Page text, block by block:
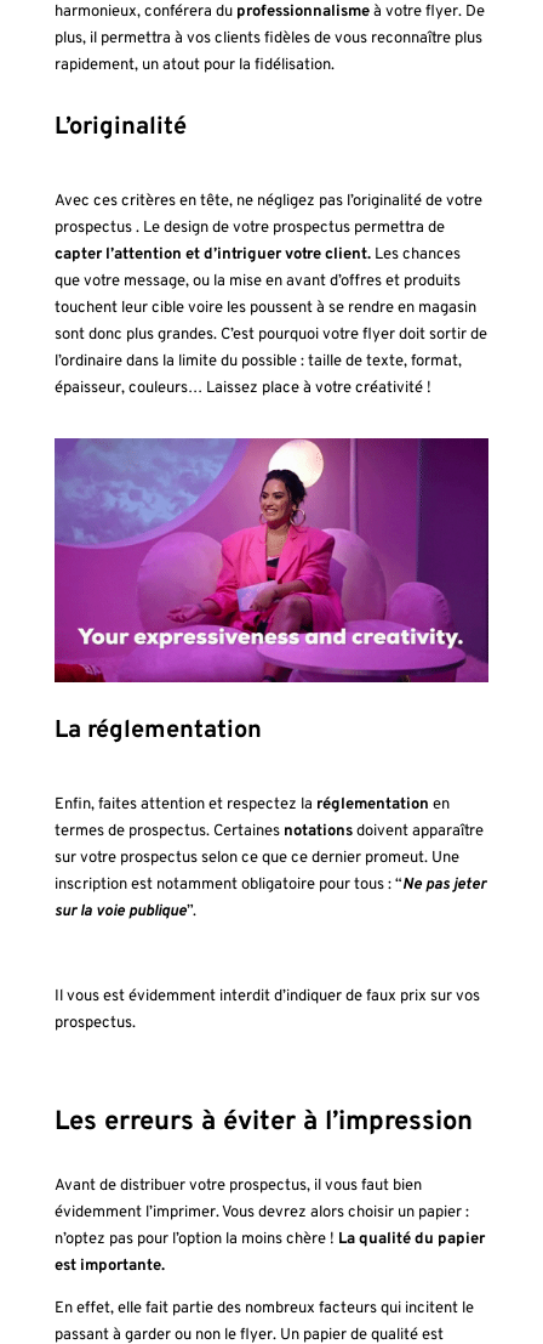
harmonieux, conférera du professionnalismeà votre flyer. De
plus, il permettra à vos clients fidèles de vous reconnaître plus
rapidement, un atout pour la fidélisation.
L’originalité
Avec ces critères en tête, ne négligez pas l’originalité de votre
prospectus. Le design de votre prospectus permettra de
capter l’attention et d’intriguer votre client.Les chances
que votre message, ou la mise en avant d’offres et produits
touchent leur cible voire les poussent à se rendre en magasin
sont donc plus grandes. C’est pourquoi votre flyer doit sortir de
l’ordinaire dans la limite du possible : taille de texte, format,
épaisseur, couleurs… Laissez place à votre créativité !
La réglementation
Enfin, faites attention et respectez la réglementation en
termes de prospectus. Certaines notationsdoivent apparaître
sur votre prospectus selon ce que ce dernier promeut. Une
inscription est notamment obligatoire pour tous : “Ne pas jeter
sur la voie publique”.
Il vous est évidemment interdit d’indiquer de faux prix sur vos
prospectus.
Les erreurs à éviter à l’impression
Avant de distribuer votre prospectus, il vous faut bien
évidemment l’imprimer. Vous devrez alors choisir un papier :
n’optez pas pour l’option la moins chère ! La qualité du papier
est importante.
En effet, elle fait partie des nombreux facteurs qui incitent le
passant à garder ou non le flyer. Un papier de qualité est